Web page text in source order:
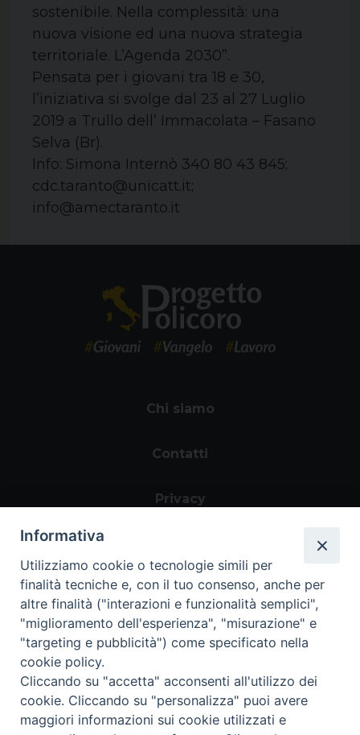
sostenibile. Nella complessità: una
nuova visione ed una nuova strategia
territoriale. L’Agenda 2030”.
Pensata per i giovani tra 18 e 30,
l’iniziativa si svolge dal 23 al 27 Luglio
2019 a Trullo dell’ Immacolata – Fasano
Selva (Br).
Info: Simona Internò 340 80 43 845;
cdc.taranto@unicatt.it;
info@amectaranto.it
Chi siamo
Contatti
Privacy
Area riservata
Informativa
Utilizziamo cookie o tecnologie simili per
finalità tecniche e, con il tuo consenso, anche per
altre finalità ("interazioni e funzionalità semplici",
"miglioramento dell'esperienza", "misurazione" e
"targeting e pubblicità") come specificato nella
cookie policy.
Cliccando su "accetta" acconsenti all'utilizzo dei
cookie. Cliccando su "personalizza" puoi avere
maggiori informazioni sui cookie utilizzati e